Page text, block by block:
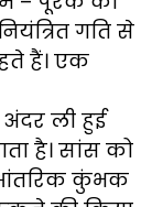
गति से
हैं। एक
ली हुई
है। सांस को
आंतरिक कुंभक